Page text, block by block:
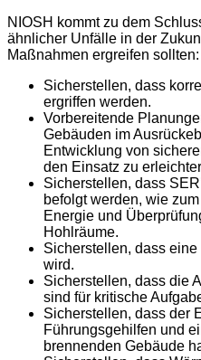
NIOSH kommt zu dem
ähnlicher Unfälle in der
Maßnahmen ergreifen sollten:
Sicherstellen, dass
ergriffen werden.
Vorbereitende
Gebäuden im
Entwicklung von
den Einsatz zu
Sicherstellen, dass
befolgt werden, wie
Energie und
Hohlräume.
Sicherstellen, dass
wird.
Sicherstellen, dass die
sind für kritische
Sicherstellen, dass der
Führungsgehilfen und
brennenden Gebäude